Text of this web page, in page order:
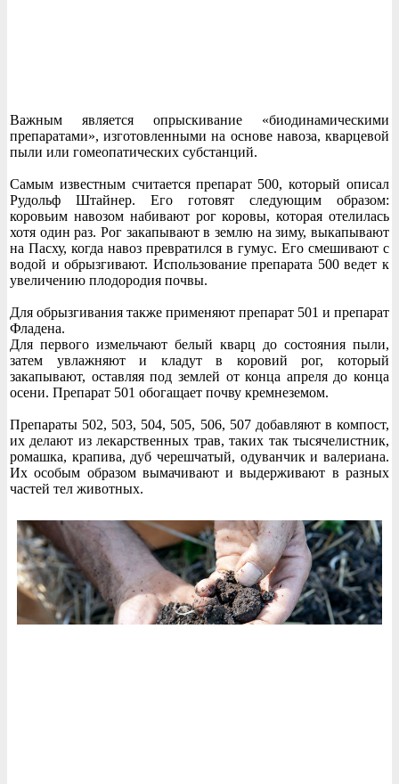
Важным является опрыскивание «биодинамическими
препаратами», изготовленными на основе навоза, кварцевой
пыли или гомеопатических субстанций.
Самым известным считается препарат 500, который описал
Рудольф Штайнер. Его готовят следующим образом:
коровьим навозом набивают рог коровы, которая отелилась
хотя один раз. Рог закапывают в землю на зиму, выкапывают
на Пасху, когда навоз превратился в гумус. Его смешивают с
водой и обрызгивают. Использование препарата 500 ведет к
увеличению плодородия почвы.
Для обрызгивания также применяют препарат 501 и препарат
Фладена.
Для первого измельчают белый кварц до состояния пыли,
затем увлажняют и кладут в коровий рог, который
закапывают, оставляя под землей от конца апреля до конца
осени. Препарат 501 обогащает почву кремнеземом.
Препараты 502, 503, 504, 505, 506, 507 добавляют в компост,
их делают из лекарственных трав, таких так тысячелистник,
ромашка, крапива, дуб черешчатый, одуванчик и валериана.
Их особым образом вымачивают и выдерживают в разных
частей тел животных.